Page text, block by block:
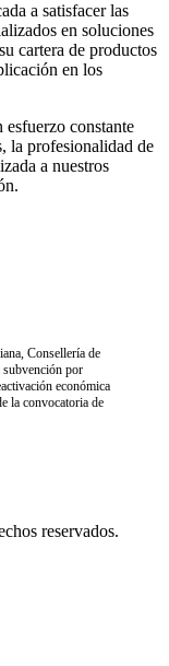
a satisfacer las
en soluciones
cartera de productos
en los
constante
la profesionalidad de
a nuestros
Consellería de
por
económica
la convocatoria de
reservados.